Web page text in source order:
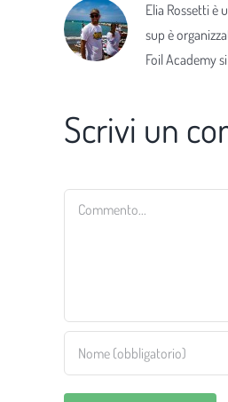
Elia Rossetti è
sup è
Foil Academy
Scrivi un
Commento